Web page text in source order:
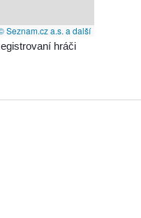
Seznam.cz a.s. a další
hráči